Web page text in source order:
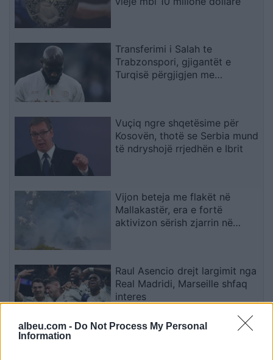
albeu.com - Do Not Process My Personal
Information
Transferimi i Salah te
Trabzonspori, gjigantët e
Turqisë përgjigjen me
Vuçiq ngre shqetësime për
Kosovën, thotë se Serbia mund
të ndryshojë rrjedhën e Ibrit
Vijon beteja me flakët në
Mallakastër, era e fortë
aktivizon sërish zjarrin në
Raul Asencio drejt largimit nga
Real Madridi, Marseille shfaq
interes